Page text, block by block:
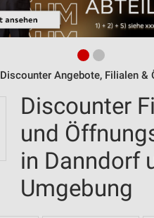
Discounter Angebote, Filialen &
Discounter
und
in Danndorf
Umgebung